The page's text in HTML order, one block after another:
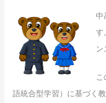
中
す
ン
こ
語統合型学習）に基づく